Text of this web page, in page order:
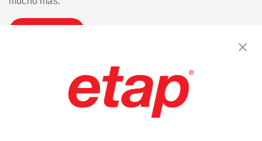
Contáctenos | Condiciones de uso
política de privacidad Mapa del sitio